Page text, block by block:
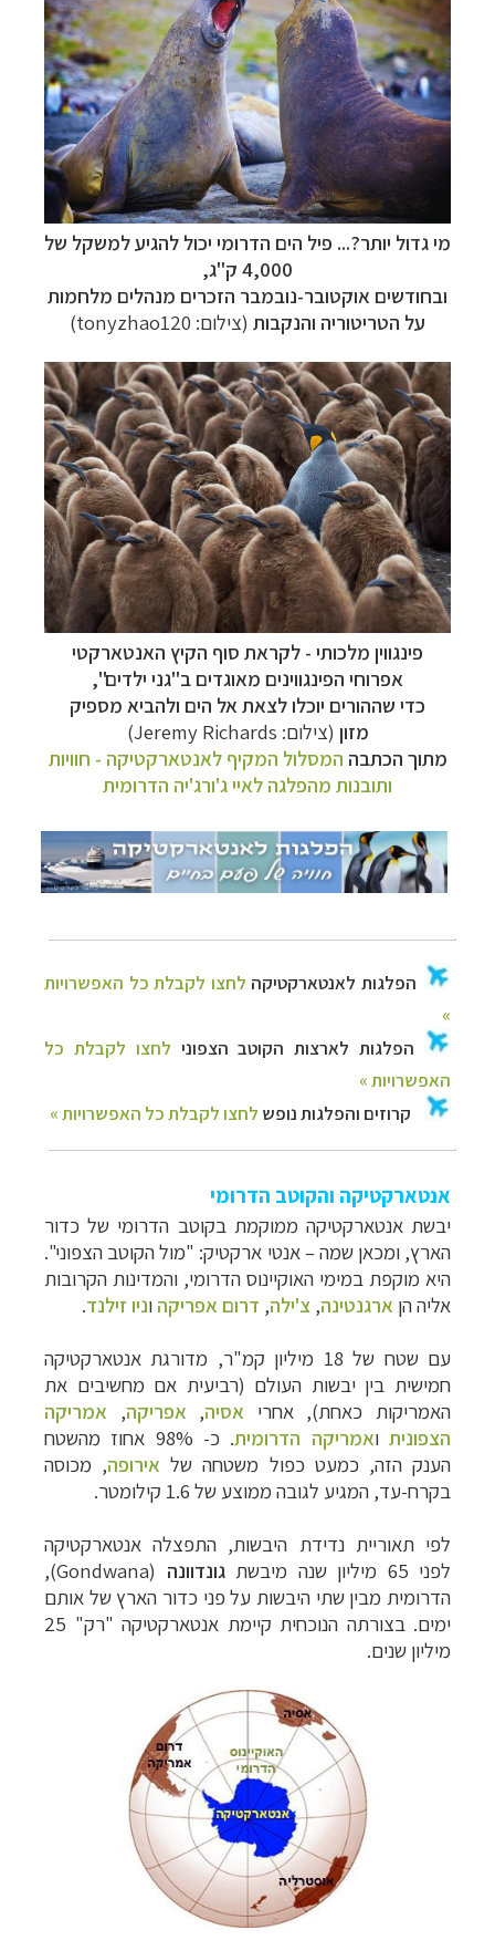
מי גדול יותר?... פיל הים הדרומי יכול להגיע למשקל של
4,000 ק"ג,
ובחודשים אוקטובר-נובמבר הזכרים מנהלים מלחמות
על הטריטוריה והנקבות (צילום: tonyzhao120)
פינגווין מלכותי - לקראת סוף הקיץ האנטארקטי
אפרוחי הפינגווינים מאוגדים ב"גני ילדים",
כדי שההורים יוכלו לצאת אל הים ולהביא מספיק
מזון (צילום: Jeremy Richards)
מתוך הכתבה המסלול המקיף לאנטארקטיקה - חוויות
ותובנות מהפלגה לאיי ג'ורג'יה הדרומית
»
הפלגות לארצות הקוטב הצפונילחצו לקבלת כל
האפשרויות »
קרוזים והפלגות נופשלחצו לקבלת כל האפשרויות »
אנטארקטיקה והקוטב הדרומי
יבשת אנטארקטיקה ממוקמת בקוטב הדרומי של כדור
הארץ, ומכאן שמה – אנטי ארקטיק: "מול הקוטב הצפוני".
היא מוקפת במימי האוקיינוס הדרומי, והמדינות הקרובות
אליה הן ארגנטינה, צ'ילה, דרום אפריקה וניו זילנד.
עם שטח של 18 מיליון קמ"ר, מדורגת אנטארקטיקה
חמישית בין יבשות העולם (רביעית אם מחשיבים את
האמריקות כאחת), אחרי אסיה, אפריקה, אמריקה
הצפונית ואמריקה הדרומית.
כ- 98% אחוז מהשטח
הענק הזה, כמעט כפול משטחה של אירופה, מכוסה
בקרח-עד, המגיע לגובה ממוצע של 1.6 קילומטר.
לפי תאוריית נדידת היבשות, התפצלה אנטארקטיקה
לפני 65 מיליון שנה מיבשת
גונדוונה (
Gondwana
),
הדרומית מבין שתי היבשות על פני כדור הארץ של אותם
ימים. בצורתה הנוכחית קיימת אנטארקטיקה "רק" 25
מיליון שנים.